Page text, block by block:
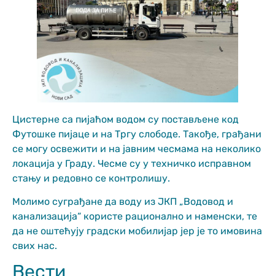
Вести
Цистерне са пијаћом водом су постављене код
Футошке пијаце и на Тргу слободе. Такође, грађани
се могу освежити и на јавним чесмама на неколико
локација у Граду. Чесме су у техничко исправном
стању и редовно се контролишу.
Молимо суграђане да воду из ЈКП „Водовод и
канализација“ користе рационално и наменски, те
да не оштећују градски мобилијар јер је то имовина
свих нас.
functionality
and structure,
based on how
the website is
used.
Искуство
our website
to perform
as well as
possible
during your
visit. If you
these
cookies,
functionality
will
from the